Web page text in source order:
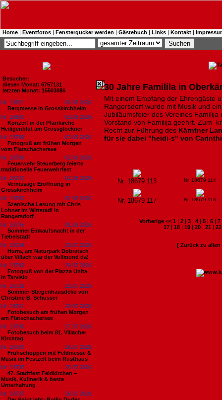
Home | Eventfotos | Fenstergucker werden | Gästebuch | Links | Kontakt |
Besucher:
diesen Monat: 6757131
letzten Monat: 15503886
Nr. 18801
06.08.2026
Bergmesse in Grosskirchheim
Nr. 18800
03.08.2026
Konzert in der Pfarrkirche
Heiligenblut am Grossglockner
Nr. 18799
03.08.2026
Fotogruß am frühen Morgen
vom Flatschachersee
Nr. 18798
02.08.2026
Feuerwehr Steuerberg feierte
traditionelle Feuerwehrfest
Nr. 18797
02.08.2026
Vernissage Eröffnung in
Grosskirchheim
Nr. 18796
02.08.2026
Szenische Lesung mit Chris
Lohner im Wirtstadl in
Rangersdorf
Nr. 18795
01.08.2026
Sommer Einkaufsnacht in der
Tiebelstadt
Nr. 18794
29.07.2026
Hurra, am Naturpark Dobratsch
über Villach war der Vollmond da!
Nr. 18793
29.07.2026
Fotogruß von der Piazza Unita
in Tarvisio
Nr. 18792
29.07.2026
Sommer-Stiegenhausdeko von
Christine B. Schusser
Nr. 18791
29.07.2026
Fotobesuch am frühen Morgen
am Flatschachersee
Nr. 18790
27.07.2026
Fotobesuch beim 81. Villacher
Kirchtag
Nr. 18789
26.07.2026
Frühschoppen mit Feldmesse &
Musik im Festzelt beim Rüsthaus
Nr. 18788
26.07.2026
47. Stadtfest Feldkirchen –
Musik, Kulinarik & beste
Unterhaltung
Nr. 18787
26.07.2026
30 Jahre Familila in
Mit einem Empfang der Ehrengäste
Rangersdorf wurde mit Musik und
Jubiläumsfeier des Vereines
Vorstand von Familija geehrt. Zum
Recht zur Führung des Kärntner
für sie dabei "heidi-s" von
Nr. 18679 113 Nr. 18679 114
Nr. 18679 117 Nr. 18679 118
: Vorherige << 1 | 2 | 3 | 4 | 5 | 6 | 7
17 |18 |19 |20 |21 |22
[ Zurück zu